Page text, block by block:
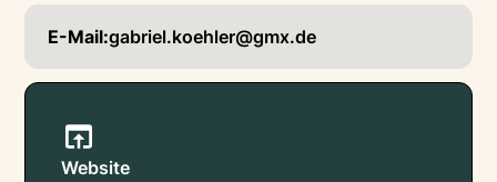
E-Mail:gabriel.koehler@gmx.de
Website